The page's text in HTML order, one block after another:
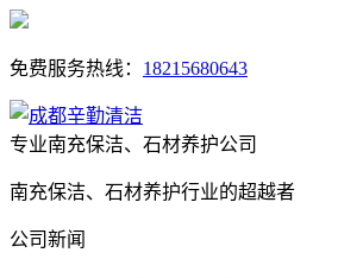
免费服务热线： 18215680643
专业南充保洁、石材养护公司
南充保洁、石材养护行业的超越者
公司新闻